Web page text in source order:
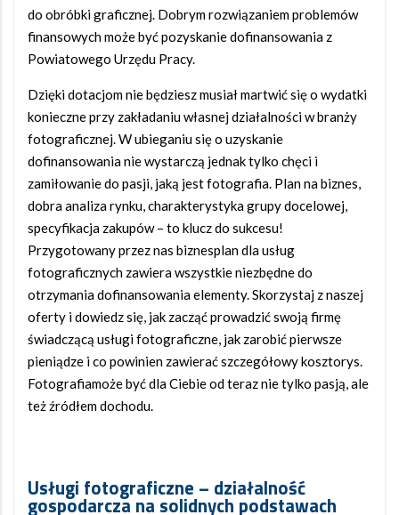
do obróbki graficznej. Dobrym rozwiązaniem problemów
finansowych może być pozyskanie dofinansowania z
Powiatowego Urzędu Pracy.
Dzięki dotacjom nie będziesz musiał martwić się o wydatki
konieczne przy zakładaniu własnej działalności w branży
fotograficznej. W ubieganiu się o uzyskanie
dofinansowania nie wystarczą jednak tylko chęci i
zamiłowanie do pasji, jaką jest fotografia. Plan na biznes,
dobra analiza rynku, charakterystyka grupy docelowej,
specyfikacja zakupów – to klucz do sukcesu!
Przygotowany przez nas biznesplan dla usług
fotograficznych zawiera wszystkie niezbędne do
otrzymania dofinansowania elementy. Skorzystaj z naszej
oferty i dowiedz się, jak zacząć prowadzić swoją firmę
świadczącą usługi fotograficzne, jak zarobić pierwsze
pieniądze i co powinien zawierać szczegółowy kosztorys.
Fotografiamoże być dla Ciebie od teraz nie tylko pasją, ale
też źródłem dochodu.
Usługi fotograficzne – działalność
gospodarcza na solidnych podstawach